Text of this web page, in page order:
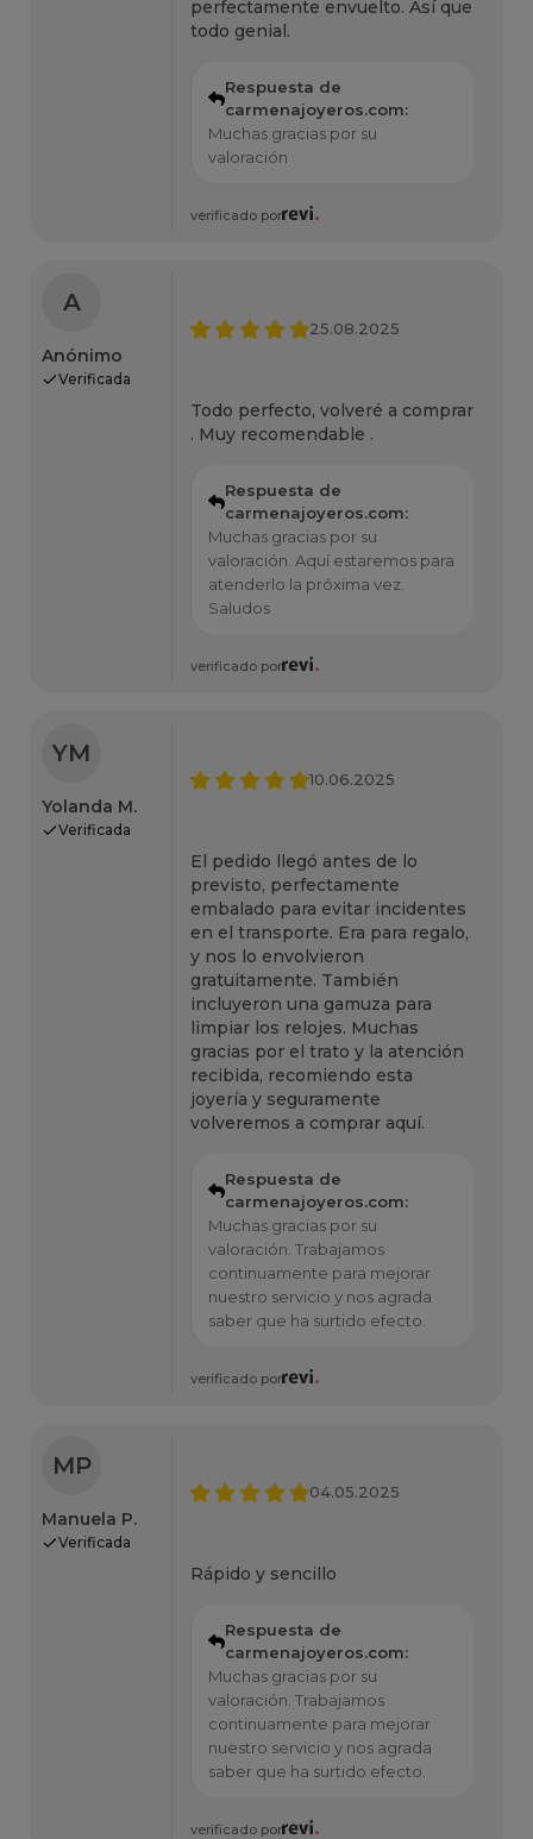
perfectamente envuelto. Así que
todo genial.
Respuesta de
carmenajoyeros.com:
Muchas gracias por su
valoración
verificado por
A
Anónimo
Verificada
25.08.2025
Todo perfecto, volveré a comprar
. Muy recomendable .
Respuesta de
carmenajoyeros.com:
Muchas gracias por su
valoración. Aquí estaremos para
atenderlo la próxima vez.
Saludos
verificado por
YM
Yolanda M.
Verificada
10.06.2025
El pedido llegó antes de lo
previsto, perfectamente
embalado para evitar incidentes
en el transporte. Era para regalo,
y nos lo envolvieron
gratuitamente. También
incluyeron una gamuza para
limpiar los relojes. Muchas
gracias por el trato y la atención
recibida, recomiendo esta
joyería y seguramente
volveremos a comprar aquí.
Respuesta de
carmenajoyeros.com:
Muchas gracias por su
valoración. Trabajamos
continuamente para mejorar
nuestro servicio y nos agrada
saber que ha surtido efecto.
verificado por
MP
Manuela P.
Verificada
04.05.2025
Rápido y sencillo
Respuesta de
carmenajoyeros.com:
Muchas gracias por su
valoración. Trabajamos
continuamente para mejorar
nuestro servicio y nos agrada
saber que ha surtido efecto.
verificado por